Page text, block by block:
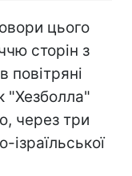
цього
сторін з
повітряні
"Хезболла"
через три
ізраїльської